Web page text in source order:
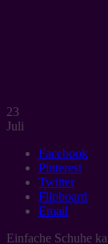
23
Juli
Facebook
Pinterest
Twitter
Flipboard
Email
Einfache Schuhe